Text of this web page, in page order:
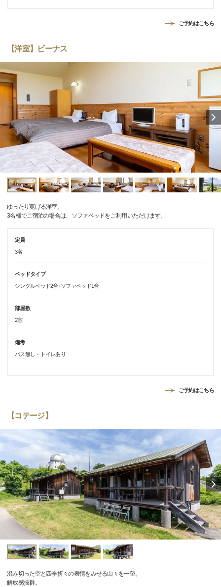
ご予約はこちら
【洋室】ビーナス
ゆったり寛げる洋室。
3名様でご宿泊の場合は、ソファベッドをご利用いただけます。
定員
3名
ベッドタイプ
シングルベッド2台+ソファベッド1台
部屋数
2室
備考
バス無し・トイレあり
ご予約はこちら
【コテージ】
澄み切った空と四季折々の表情をみせる山々を一望。
解放感抜群。